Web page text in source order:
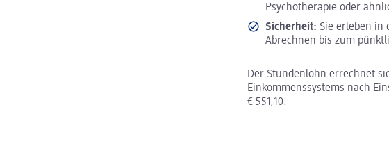
Psychotherapie oder
Sicherheit: Sie erleben in
Abrechnen bis zum
Der Stundenlohn errechnet
Einkommenssystems nach
€ 551,10.